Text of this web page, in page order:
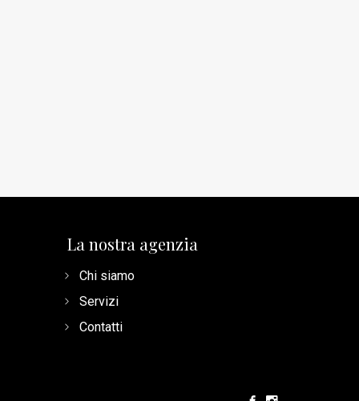
La nostra agenzia
Chi siamo
Servizi
Contatti